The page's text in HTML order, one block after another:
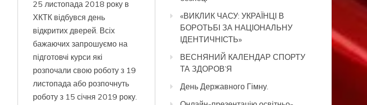
25 листопада 2018 року в
ХКТК відбувся день
відкритих дверей. Всіх
бажаючих запрошуємо на
підготовчі курси які
розпочали свою роботу з 19
листопада або розпочнуть
роботу з 15 січня 2019 року.
«ВИКЛИК ЧАСУ: УКРАЇНЦІ В
БОРОТЬБІ ЗА НАЦІОНАЛЬНУ
ІДЕНТИЧНІСТЬ»
ВЕСНЯНИЙ КАЛЕНДАР СПОРТУ
ТА ЗДОРОВ’Я
День Державного Гімну.